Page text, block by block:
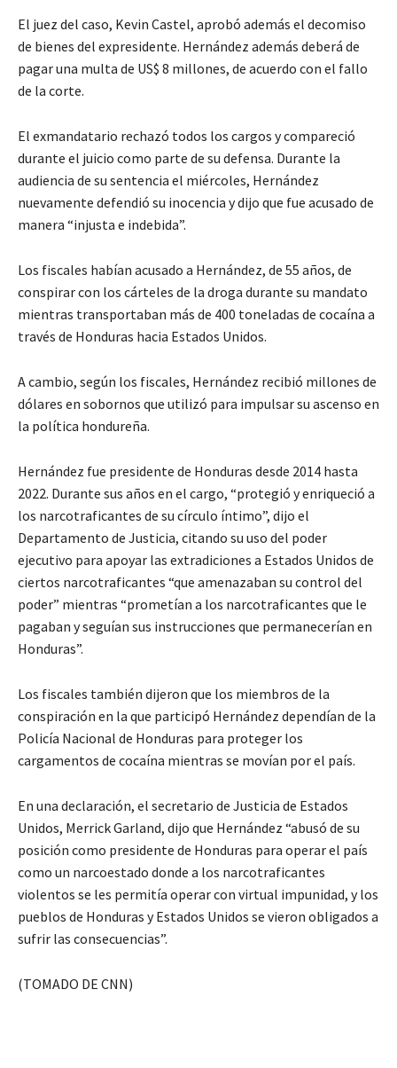
El juez del caso, Kevin Castel, aprobó además el decomiso
de bienes del expresidente. Hernández además deberá de
pagar una multa de US$ 8 millones, de acuerdo con el fallo
de la corte.
El exmandatario rechazó todos los cargos y compareció
durante el juicio como parte de su defensa. Durante la
audiencia de su sentencia el miércoles, Hernández
nuevamente defendió su inocencia y dijo que fue acusado de
manera “injusta e indebida”.
Los fiscales habían acusado a Hernández, de 55 años, de
conspirar con los cárteles de la droga durante su mandato
mientras transportaban más de 400 toneladas de cocaína a
través de Honduras hacia Estados Unidos.
A cambio, según los fiscales, Hernández recibió millones de
dólares en sobornos que utilizó para impulsar su ascenso en
la política hondureña.
Hernández fue presidente de Honduras desde 2014 hasta
2022. Durante sus años en el cargo, “protegió y enriqueció a
los narcotraficantes de su círculo íntimo”, dijo el
Departamento de Justicia, citando su uso del poder
ejecutivo para apoyar las extradiciones a Estados Unidos de
ciertos narcotraficantes “que amenazaban su control del
poder” mientras “prometían a los narcotraficantes que le
pagaban y seguían sus instrucciones que permanecerían en
Honduras”.
Los fiscales también dijeron que los miembros de la
conspiración en la que participó Hernández dependían de la
Policía Nacional de Honduras para proteger los
cargamentos de cocaína mientras se movían por el país.
En una declaración, el secretario de Justicia de Estados
Unidos, Merrick Garland, dijo que Hernández “abusó de su
posición como presidente de Honduras para operar el país
como un narcoestado donde a los narcotraficantes
violentos se les permitía operar con virtual impunidad, y los
pueblos de Honduras y Estados Unidos se vieron obligados a
sufrir las consecuencias”.
(TOMADO DE CNN)